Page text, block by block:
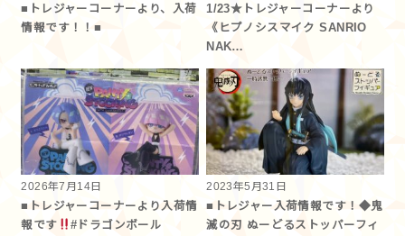
■トレジャーコーナーより、入荷
情報です！！■
1/23★トレジャーコーナーより
《ヒプノシスマイク SANRIO
NAK…
2026年7月14日
■トレジャーコーナーより入荷情
報です
#ドラゴンボール
2023年5月31日
■トレジャー入荷情報です！◆鬼
滅の刃 ぬーどるストッパーフィ